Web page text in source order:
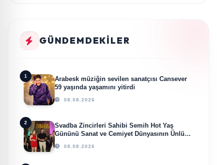
GÜNDEMDEKILER
1
Arabesk müziğin sevilen sanatçısı Cansever
59 yaşında yaşamını yitirdi
08.08.2026
2
Svadba Zincirleri Sahibi Semih Hot Yaş
Gününü Sanat ve Cemiyet Dünyasının Ünlü
08.08.2026